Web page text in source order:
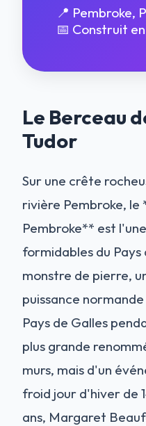
📍 Pembroke,
📅 Construit
Le Berceau
Tudor
Sur une crête
rivière Pembroke, le
Pembroke** est
formidables du Pays
monstre de pierre,
puissance
Pays de Galles
plus grande
murs, mais d'un
froid jour d'hiver de
ans, Margaret